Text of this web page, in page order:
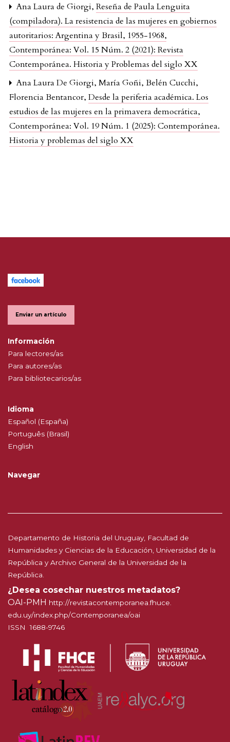
Ana Laura de Giorgi, Reseña de Paula Lenguita
(compiladora). La resistencia de las mujeres en gobiernos
autoritarios: Argentina y Brasil, 1955-1968,
Contemporánea: Vol. 15 Núm. 2 (2021): Revista
Contemporánea. Historia y Problemas del siglo XX
Ana Laura De Giorgi, María Goñi, Belén Cucchi,
Florencia Bentancor, Desde la periferia académica. Los
estudios de las mujeres en la primavera democrática,
Contemporánea: Vol. 19 Núm. 1 (2025): Contemporánea.
Historia y problemas del siglo XX
Enviar un artículo
Información
Para lectores/as
Para autores/as
Para bibliotecarios/as
Idioma
Español (España)
Português (Brasil)
English
Navegar
Departamento de Historia del Uruguay, Facultad de
Humanidades y Ciencias de la Educación, Universidad de la
República y Archivo General de la Universidad de la
República.
¿Desea cosechar nuestros metadatos?
OAI-PMH http://revistacontemporanea.fhuce.
edu.uy/index.php/Contemporanea/oai
ISSN 1688-9746